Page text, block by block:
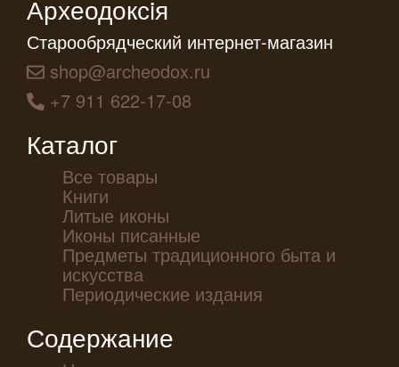
Археодоксiя
Старообрядческий интернет-магазин
shop@archeodox.ru
+7 911 622-17-08
Каталог
Все товары
Книги
Литые иконы
Иконы писанные
Предметы традиционного быта и
искусства
Периодические издания
Содержание